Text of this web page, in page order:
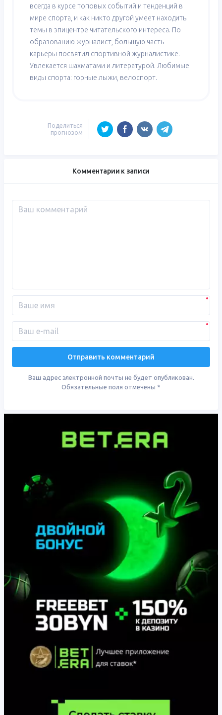
всегда в курсе топовых событий и тенденций в
мире спорта, и как никто другой умеет находить
темы в эпицентре читательского интереса. По
образованию журналист, большую часть
карьеры посвятил спортивной журналистике.
Увлекается шахматами и литературой. Любимые
виды спорта: горные лыжи, велоспорт.
Поделиться
прогнозом
Комментарии к записи
Ваш адрес электронной почты не будет опубликован.
Обязательные поля отмечены *